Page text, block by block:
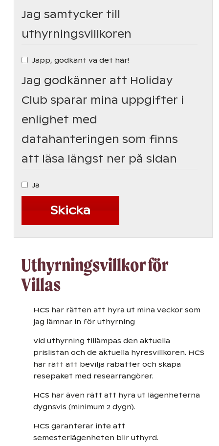
Jag samtycker till
uthyrningsvillkoren
Japp, godkänt va det här!
Jag godkänner att Holiday
Club sparar mina uppgifter i
enlighet med
datahanteringen som finns
att läsa längst ner på sidan
Ja
Uthyrningsvillkor för
Villas
HCS har rätten att hyra ut mina veckor som
jag lämnar in för uthyrning
Vid uthyrning tillämpas den aktuella
prislistan och de aktuella hyresvillkoren. HCS
har rätt att bevilja rabatter och skapa
resepaket med researrangörer.
HCS har även rätt att hyra ut lägenheterna
dygnsvis (minimum 2 dygn).
HCS garanterar inte att
semesterlägenheten blir uthyrd.